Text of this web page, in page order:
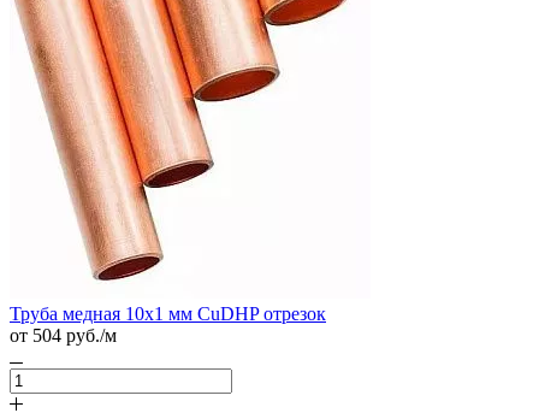
Труба медная 10х1 мм CuDHP отрезок
от 504 руб./м